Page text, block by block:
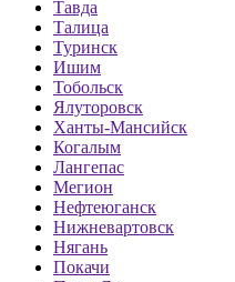
Тавда
Талица
Туринск
Ишим
Тобольск
Ялуторовск
Ханты-Мансийск
Когалым
Лангепас
Мегион
Нефтеюганск
Нижневартовск
Нягань
Покачи